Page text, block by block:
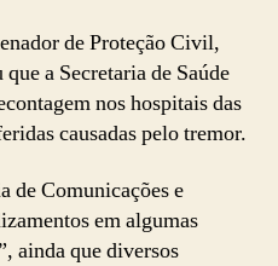
de Proteção Civil,
a Secretaria de Saúde
nos hospitais das
causadas pelo tremor.
de Comunicações e
em algumas
ainda que diversos